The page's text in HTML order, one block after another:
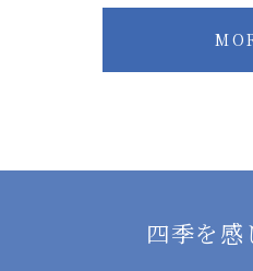
四季を感